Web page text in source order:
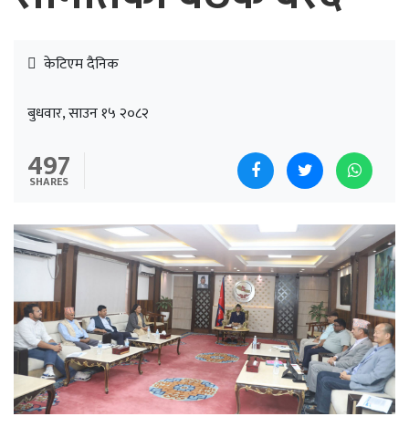
केटिएम दैनिक
बुधवार, साउन १५ २०८२
497
SHARES